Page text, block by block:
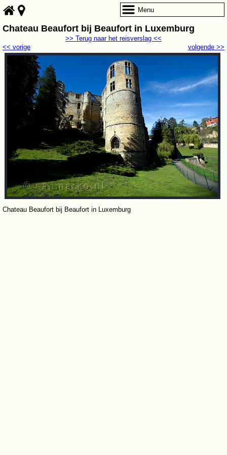
Chateau Beaufort bij Beaufort in Luxemburg
volgende >>
<< vorige
>> Terug naar het reisverslag <<
Chateau Beaufort bij Beaufort in Luxemburg
Menu